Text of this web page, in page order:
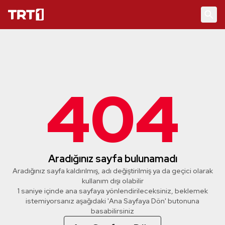
404
Aradığınız sayfa bulunamadı
Aradığınız sayfa kaldırılmış, adı değiştirilmiş ya da geçici olarak
kullanım dışı olabilir
1 saniye içinde ana sayfaya yönlendirileceksiniz, beklemek
istemiyorsanız aşağıdaki 'Ana Sayfaya Dön' butonuna
basabilirsiniz